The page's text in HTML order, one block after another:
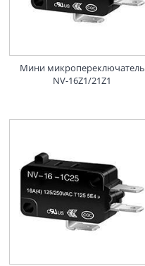
Мини микропереключатель
NV-16Z1/21Z1